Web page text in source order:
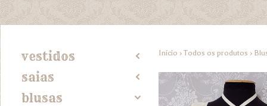
vestidos 2
saias 2
blusas 4
Início › Todos os produtos ›